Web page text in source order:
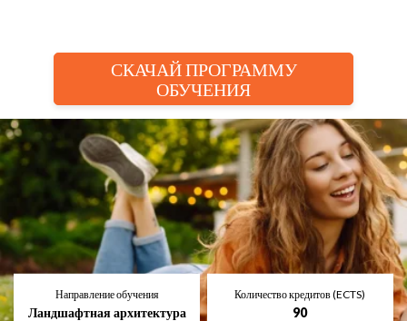
СКАЧАЙ ПРОГРАММУ
ОБУЧЕНИЯ
Направление обучения
Ландшафтная архитектура
Количество кредитов (ECTS)
90